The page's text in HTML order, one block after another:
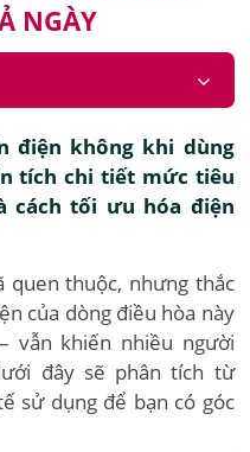
NGÀY
điện không khi dùng
tích chi tiết mức tiêu
cách tối ưu hóa điện
quen thuộc, nhưng thắc
của dòng điều hòa này
vẫn khiến nhiều người
đây sẽ phân tích từ
sử dụng để bạn có góc